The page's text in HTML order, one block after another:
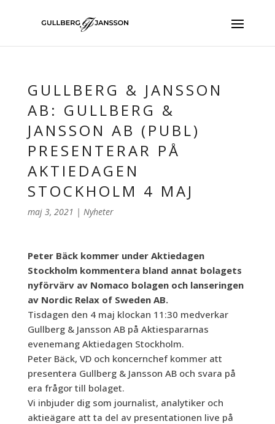
GULLBERG & JANSSON
AB: GULLBERG &
JANSSON AB (PUBL)
PRESENTERAR PÅ
AKTIEDAGEN
STOCKHOLM 4 MAJ
maj 3, 2021 | Nyheter
Peter Bäck kommer under Aktiedagen
Stockholm kommentera bland annat bolagets
nyförvärv av Nomaco bolagen och lanseringen
av Nordic Relax of Sweden AB.
Tisdagen den 4 maj klockan 11:30 medverkar
Gullberg & Jansson AB på Aktiespararnas
evenemang Aktiedagen Stockholm.
Peter Bäck, VD och koncernchef kommer att
presentera Gullberg & Jansson AB och svara på
era frågor till bolaget.
Vi inbjuder dig som journalist, analytiker och
aktieägare att ta del av presentationen live på